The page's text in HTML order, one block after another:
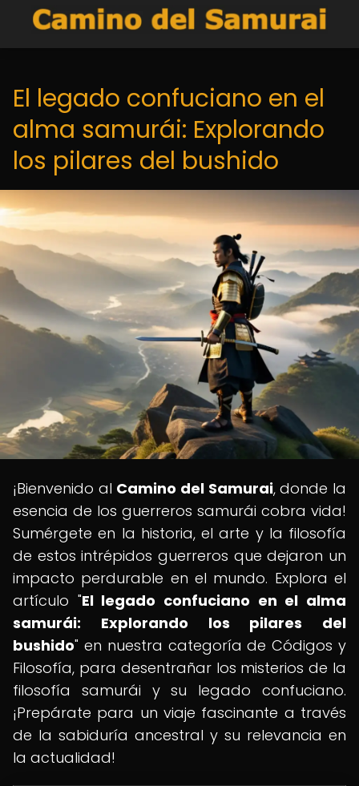
El legado confuciano en el
alma samurái: Explorando
los pilares del bushido
¡Bienvenido al Camino del Samurai, donde la
esencia de los guerreros samurái cobra vida!
Sumérgete en la historia, el arte y la filosofía
de estos intrépidos guerreros que dejaron un
impacto perdurable en el mundo. Explora el
artículo "El legado confuciano en el alma
samurái: Explorando los pilares del
bushido" en nuestra categoría de Códigos y
Filosofía, para desentrañar los misterios de la
filosofía samurái y su legado confuciano.
¡Prepárate para un viaje fascinante a través
de la sabiduría ancestral y su relevancia en
la actualidad!